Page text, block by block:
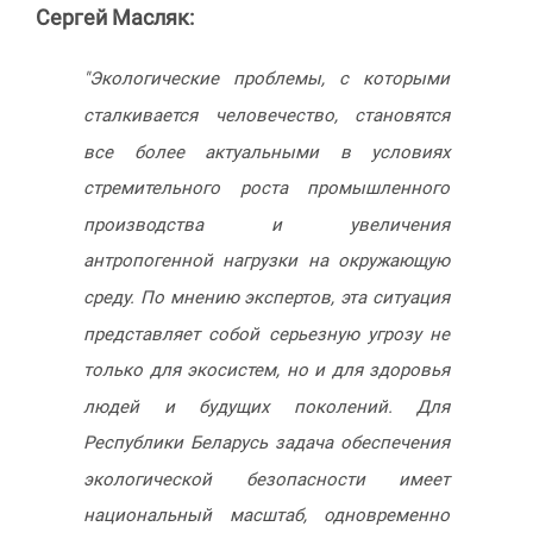
Сергей Масляк:
"Экологические проблемы, с которыми
сталкивается человечество, становятся
все более актуальными в условиях
стремительного роста промышленного
производства и увеличения
антропогенной нагрузки на окружающую
среду. По мнению экспертов, эта ситуация
представляет собой серьезную угрозу не
только для экосистем, но и для здоровья
людей и будущих поколений. Для
Республики Беларусь задача обеспечения
экологической безопасности имеет
национальный масштаб, одновременно